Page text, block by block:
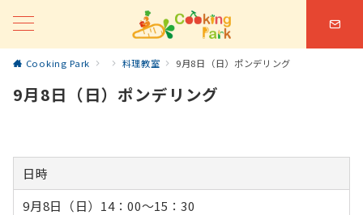
Cooking Park 料理教室 9月8日（日）ポンデリング
9月8日（日）ポンデリング
日時
9月8日（日）14：00～15：30